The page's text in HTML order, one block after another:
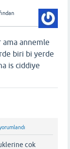
ama annemle
biri bi yerde
is ciddiye
cok